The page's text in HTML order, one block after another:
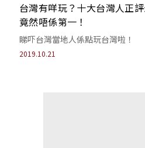
台灣有咩玩？十大台灣人正
竟然唔係第一！
睇吓台灣當地人係點玩台灣啦！
2019.10.21